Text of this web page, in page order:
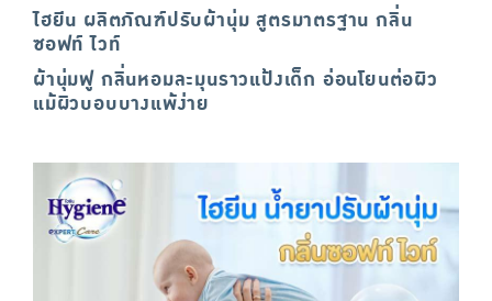
ไฮยีน ผลิตภัณฑ์ปรับผ้านุ่ม สูตรมาตรฐาน กลิ่น
ซอฟท์ ไวท์
ผ้านุ่มฟู กลิ่นหอมละมุนราวแป้งเด็ก อ่อนโยนต่อผิว
แม้ผิวบอบบางแพ้ง่าย